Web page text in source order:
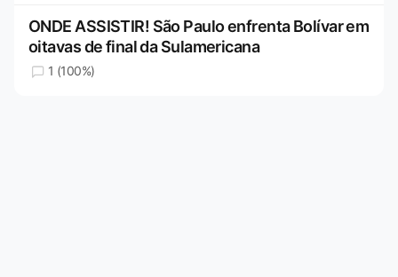
ONDE ASSISTIR! São Paulo enfrenta Bolívar em
oitavas de final da Sulamericana
1 (100%)